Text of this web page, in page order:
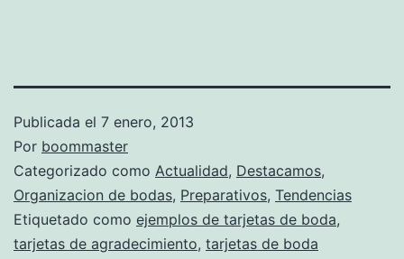
Publicada el 7 enero, 2013
Por boommaster
Categorizado como Actualidad, Destacamos,
Organizacion de bodas, Preparativos, Tendencias
Etiquetado como ejemplos de tarjetas de boda,
tarjetas de agradecimiento, tarjetas de boda